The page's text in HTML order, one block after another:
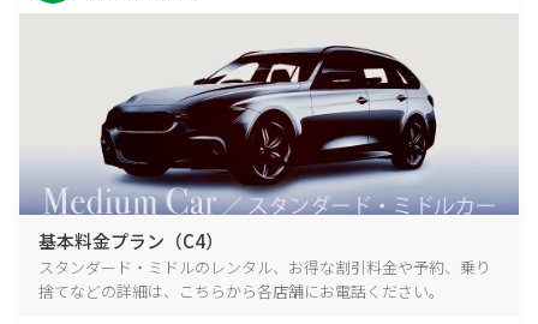
基本料金プラン（C4）
スタンダード・ミドルのレンタル、お得な割引料金や予約、乗り
捨てなどの詳細は、こちらから各店舗にお電話ください。